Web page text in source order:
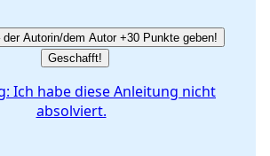
Autorin/dem Autor +30 Punkte geben!
Geschafft!
Ich habe diese Anleitung nicht
absolviert.